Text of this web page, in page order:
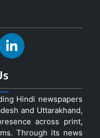
Hindi newspapers
and Uttarakhand,
across print,
Through its news